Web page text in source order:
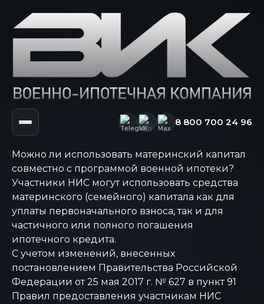
8 800 700 24 96
Можно ли использовать материнский капитал
совместно с программой военной ипотеки?
Участники НИС могут использовать средства
материнского (семейного) капитала как для
уплаты первоначального взноса, так и для
частичного или полного погашения
ипотечного кредита.
С учетом изменений, внесенных
постановлением Правительства Российской
Федерации от 25 мая 2017 г. № 627 в пункт 91
Правил предоставления участникам НИС